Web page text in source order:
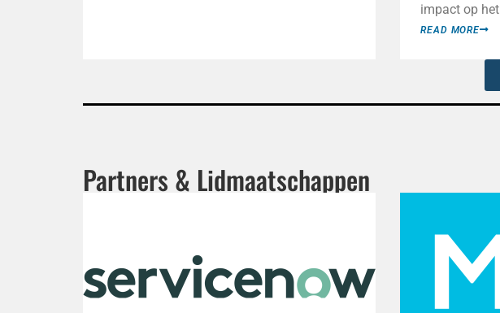
impact op het
READ MORE
Partners & Lidmaatschappen